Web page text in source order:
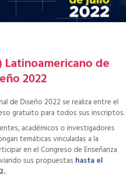
Acceder al login
de
2022
de Diseño 2022 se realiza entre el
gratuito para todos sus inscriptos.
académicos o investigadores
temáticas vinculadas a la
en el Congreso de Enseñanza
sus propuestas hasta el
.